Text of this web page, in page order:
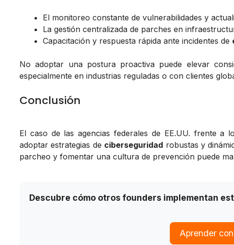
El monitoreo constante de vulnerabilidades y
La gestión centralizada de parches en
Capacitación y respuesta rápida ante incidentes de
No adoptar una postura proactiva puede elevar
especialmente en industrias reguladas o con clientes
Conclusión
El caso de las agencias federales de EE.UU. frente a
adoptar estrategias de ciberseguridad robustas y
parcheo y fomentar una cultura de prevención puede
Descubre cómo otros founders implementan
Aprender